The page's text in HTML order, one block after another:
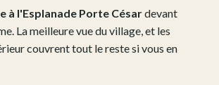
à l'Esplanade Porte Césardevant
La meilleure vue du village, et les
couvrent tout le reste si vous en